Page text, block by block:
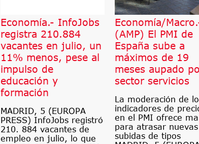
Economía.- InfoJobs
registra 210.884
vacantes en julio, un
11% menos, pese al
impulso de
educación y
formación
MADRID, 5 (EUROPA
PRESS) InfoJobs registró
210. 884 vacantes de
empleo en julio, lo que
Economía/
(AMP) El PMI de
España sube a
máximos de 19
meses aupado
sector servicios
La moderación de
indicadores de
en el PMI ofrece
para atrasar nuevas
subidas de tipos